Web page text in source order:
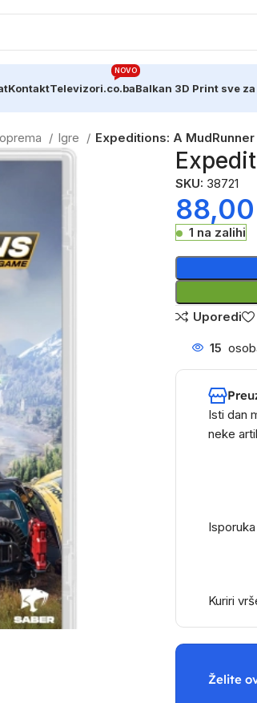
KontaktTelevizori.co.ba
NOVO
Balkan 3D Print sve
Igre Expeditions: A
SKU: 38721
88,00
1 na zalihi
Uporedi
15
Isti dan
neke
Kuriri
Želite